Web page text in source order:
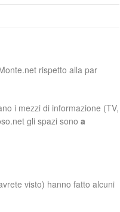
rispetto alla par
i mezzi di informazione (TV,
gli spazi sono a
visto) hanno fatto alcuni